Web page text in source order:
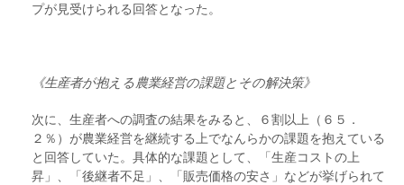
プが見受けられる回答となった。
《生産者が抱える農業経営の課題とその解決策》
次に、生産者への調査の結果をみると、６割以上（６５．
２％）が農業経営を継続する上でなんらかの課題を抱えている
と回答していた。具体的な課題として、「生産コストの上
昇」、「後継者不足」、「販売価格の安さ」などが挙げられて